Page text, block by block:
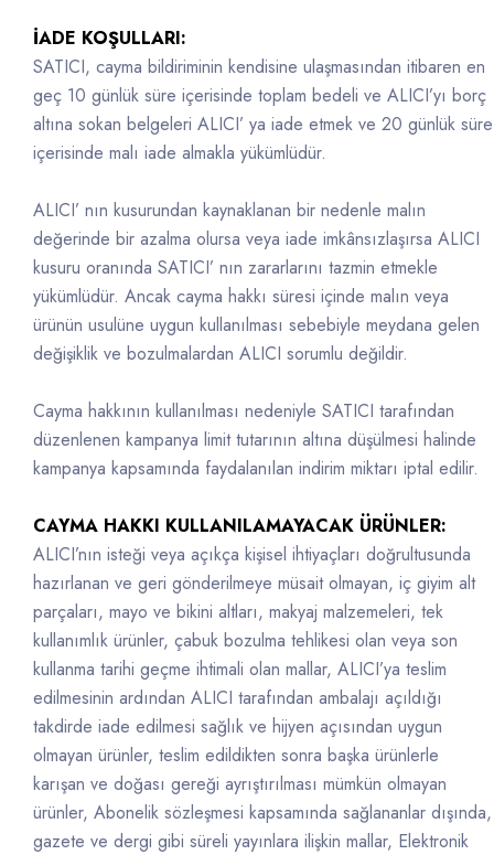
İADE KOŞULLARI:
SATICI, cayma bildiriminin kendisine ulaşmasından itibaren en
geç 10 günlük süre içerisinde toplam bedeli ve ALICI’yı borç
altına sokan belgeleri ALICI’ ya iade etmek ve 20 günlük süre
içerisinde malı iade almakla yükümlüdür.
ALICI’ nın kusurundan kaynaklanan bir nedenle malın
değerinde bir azalma olursa veya iade imkânsızlaşırsa ALICI
kusuru oranında SATICI’ nın zararlarını tazmin etmekle
yükümlüdür. Ancak cayma hakkı süresi içinde malın veya
ürünün usulüne uygun kullanılması sebebiyle meydana gelen
değişiklik ve bozulmalardan ALICI sorumlu değildir.
Cayma hakkının kullanılması nedeniyle SATICI tarafından
düzenlenen kampanya limit tutarının altına düşülmesi halinde
kampanya kapsamında faydalanılan indirim miktarı iptal edilir.
CAYMA HAKKI KULLANILAMAYACAK ÜRÜNLER:
ALICI’nın isteği veya açıkça kişisel ihtiyaçları doğrultusunda
hazırlanan ve geri gönderilmeye müsait olmayan, iç giyim alt
parçaları, mayo ve bikini altları, makyaj malzemeleri, tek
kullanımlık ürünler, çabuk bozulma tehlikesi olan veya son
kullanma tarihi geçme ihtimali olan mallar, ALICI’ya teslim
edilmesinin ardından ALICI tarafından ambalajı açıldığı
takdirde iade edilmesi sağlık ve hijyen açısından uygun
olmayan ürünler, teslim edildikten sonra başka ürünlerle
karışan ve doğası gereği ayrıştırılması mümkün olmayan
ürünler, Abonelik sözleşmesi kapsamında sağlananlar dışında,
gazete ve dergi gibi süreli yayınlara ilişkin mallar, Elektronik